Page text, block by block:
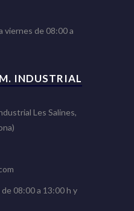
viernes de 08:00 a
INDUSTRIAL
Les Salines,
08:00 a 13:00 h y